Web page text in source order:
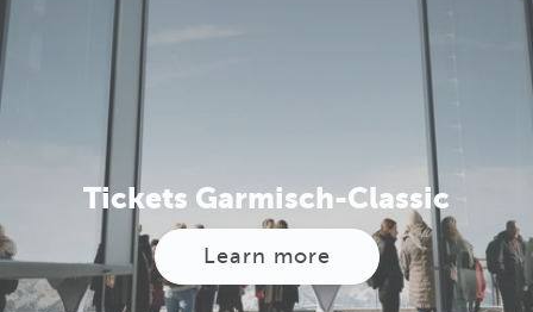
Tickets Garmisch-Classic
Learn more